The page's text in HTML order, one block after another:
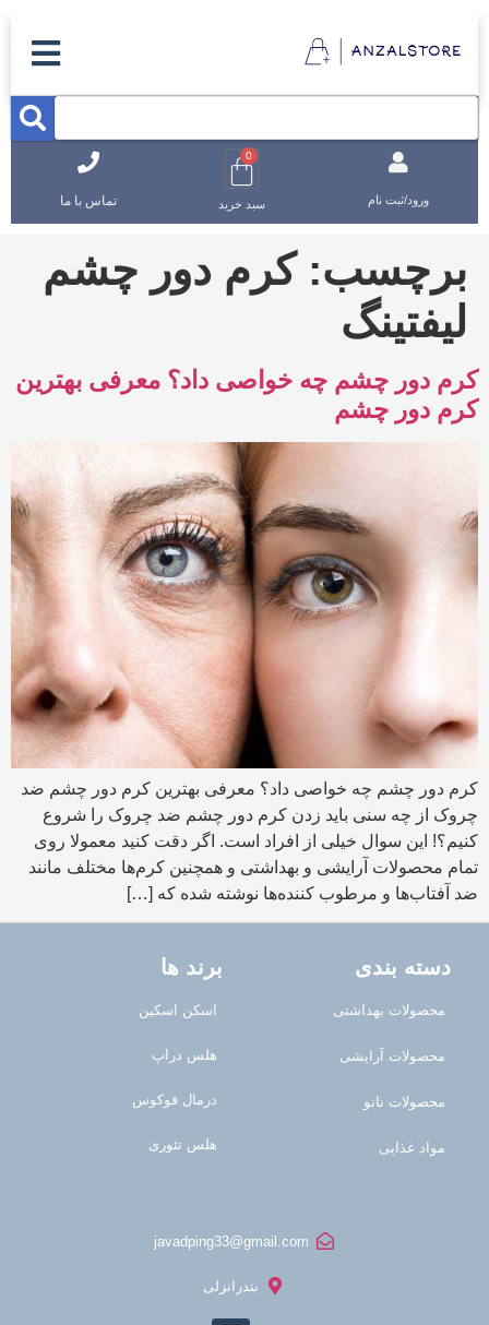
ورود/ثبت نام
0
سبد خرید تماس با ما
برچسب:کرم دور چشم
لیفتینگ
کرم دور چشم چه خواصی داد؟ معرفی بهترین
کرم دور چشم
کرم دور چشم چه خواصی داد؟ معرفی بهترین کرم دور چشم ضد
چروک از چه سنی باید زدن کرم دور چشم ضد چروک را شروع
کنیم؟! این سوال خیلی از افراد است. اگر دقت کنید معمولا روی
تمام محصولات آرایشی و بهداشتی و همچنین کرم‌ها مختلف مانند
ضد آفتاب‌ها و مرطوب کننده‌ها نوشته شده که […]
دسته بندی
محصولات بهداشتی
محصولات آرایشی
محصولات نانو
مواد غذایی
برند ها
اسکن اسکین
هلس دراپ
درمال فوکوس
هلس تئوری
javadping33@gmail.com
بندرانزلی